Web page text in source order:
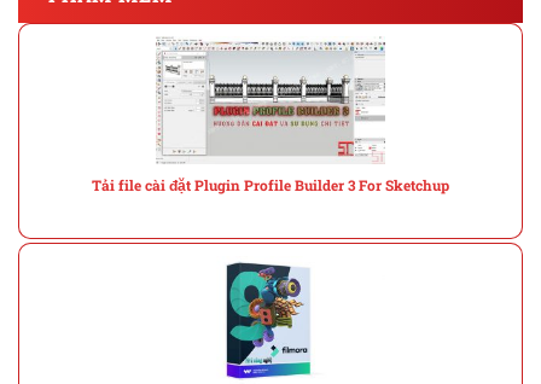
Tải file cài đặt Plugin Profile Builder 3 For Sketchup